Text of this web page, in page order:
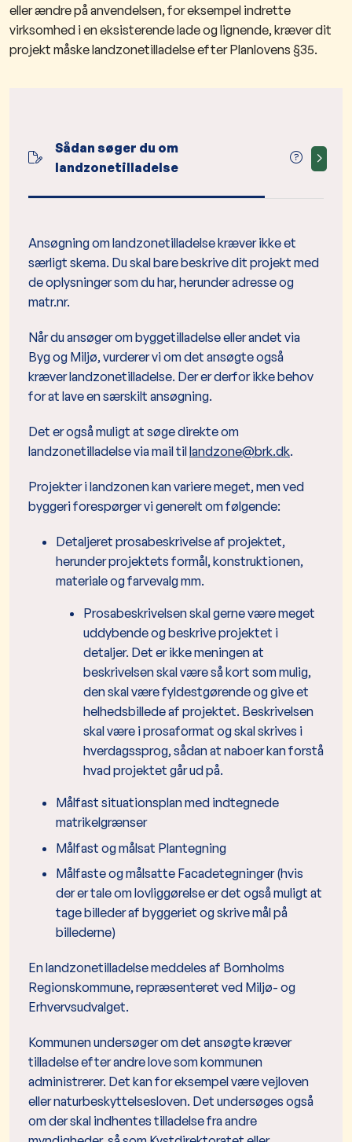
eller ændre på anvendelsen, for eksempel indrette
virksomhed i en eksisterende lade og lignende, kræver dit
projekt måske landzonetilladelse efter Planlovens §35.
Sådan søger du om
landzonetilladelse
Er
Ansøgning om landzonetilladelse kræver ikke et
særligt skema. Du skal bare beskrive dit projekt med
de oplysninger som du har, herunder adresse og
matr.nr.
Når du ansøger om byggetilladelse eller andet via
Byg og Miljø, vurderer vi om det ansøgte også
kræver landzonetilladelse. Der er derfor ikke behov
for at lave en særskilt ansøgning.
Det er også muligt at søge direkte om
landzonetilladelse via mail tillandzone@brk.dk.
Projekter i landzonen kan variere meget, men ved
byggeri forespørger vi generelt om følgende:
Detaljeret prosabeskrivelse af projektet,
herunder projektets formål, konstruktionen,
materiale og farvevalg mm.
Prosabeskrivelsen skal gerne være meget
uddybende og beskrive projektet i
detaljer. Det er ikke meningen at
beskrivelsen skal være så kort som mulig,
den skal være fyldestgørende og give et
helhedsbillede af projektet. Beskrivelsen
skal være i prosaformat og skal skrives i
hverdagssprog, sådan at naboer kan forstå
hvad projektet går ud på.
Målfast situationsplan med indtegnede
matrikelgrænser
Målfast og målsat Plantegning
Målfaste og målsatte Facadetegninger (hvis
der er tale om lovliggørelse er det også muligt at
tage billeder af byggeriet og skrive mål på
billederne)​
En landzonetilladelse meddeles af Bornholms
Regionskommune, repræsenteret ved Miljø- og
Erhvervsudvalget.
Kommunen undersøger om det ansøgte kræver
tilladelse efter andre love som kommunen
administrerer. Det kan for eksempel være vejloven
eller naturbeskyttelsesloven. Det undersøges også
om der skal indhentes tilladelse fra andre